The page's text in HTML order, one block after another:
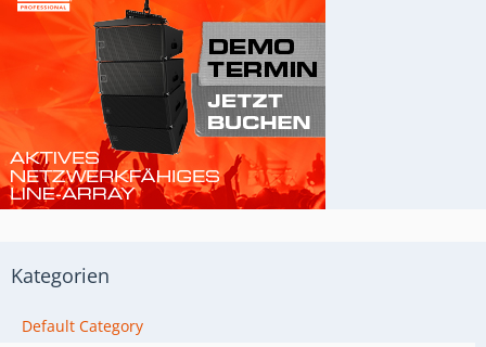
Kategorien
Default Category